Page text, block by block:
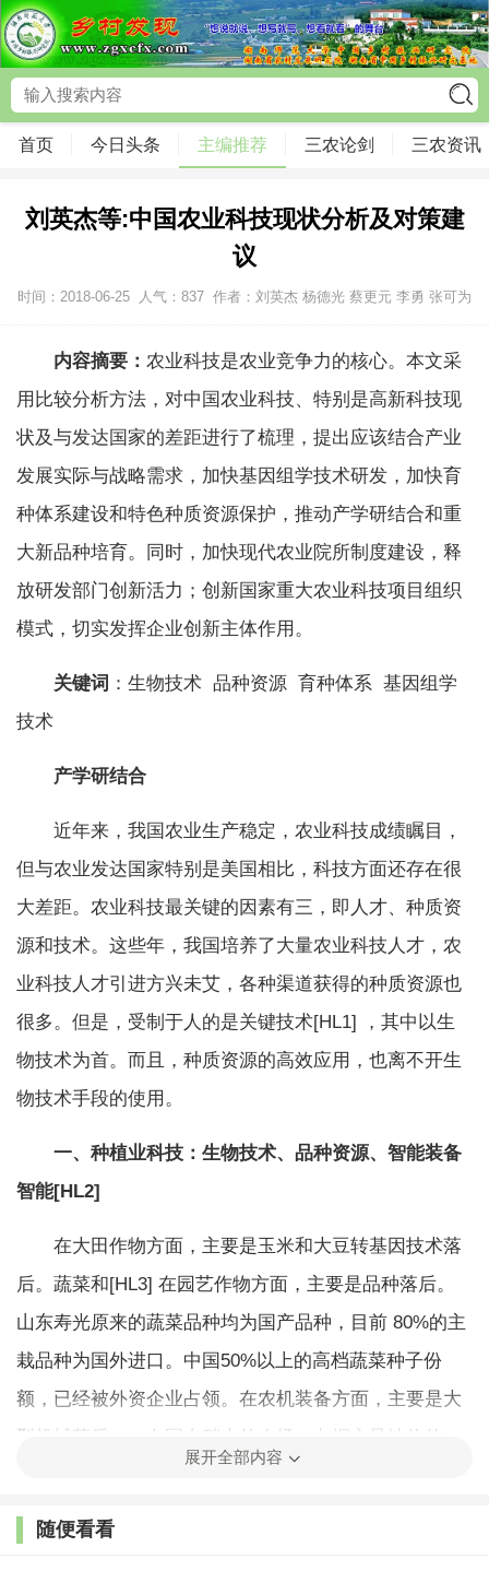
首页 今日头条 主编推荐 三农论剑 三农资讯
刘英杰等:中国农业科技现状分析及对策建
议
时间：2018-06-25 人气： 837 作者：刘英杰 杨德光 蔡更元 李勇 张可为
内容摘要： 农业科技是农业竞争力的核心。本文采
用比较分析方法，对中国农业科技、特别是高新科技现
状及与发达国家的差距进行了梳理，提出应该结合产业
发展实际与战略需求，加快基因组学技术研发，加快育
种体系建设和特色种质资源保护，推动产学研结合和重
大新品种培育。同时，加快现代农业院所制度建设，释
放研发部门创新活力；创新国家重大农业科技项目组织
模式，切实发挥企业创新主体作用。
关键词 ：生物技术 品种资源 育种体系 基因组学
技术
产学研结合
近年来，我国农业生产稳定，农业科技成绩瞩目，
但与农业发达国家特别是美国相比，科技方面还存在很
大差距。农业科技最关键的因素有三，即人才、种质资
源和技术。这些年，我国培养了大量农业科技人才，农
业科技人才引进方兴未艾，各种渠道获得的种质资源也
很多。但是，受制于人的是关键技术[HL1] ，其中以生
物技术为首。而且，种质资源的高效应用，也离不开生
物技术手段的使用。
一、种植业科技：生物技术、品种资源、智能装备
智能[HL2]
在大田作物方面，主要是玉米和大豆转基因技术落
后。蔬菜和[HL3] 在园艺作物方面，主要是品种落后。
山东寿光原来的蔬菜品种均为国产品种，目前 80%的主
栽品种为国外进口。中国50%以上的高档蔬菜种子份
额，已经被外资企业占领。在农机装备方面，主要是大
型机械落后，。在国内稍大的农场，占据主导地位的，
（久保田）。
展开全部内容
随便看看